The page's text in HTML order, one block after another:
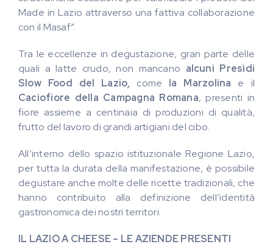
Made in Lazio attraverso una fattiva collaborazione
con il Masaf”.
Tra le eccellenze in degustazione, gran parte delle
quali a latte crudo, non mancano alcuni Presìdi
Slow Food del Lazio, come la Marzolina e il
Caciofiore della Campagna Romana, presenti in
fiore assieme a centinaia di produzioni di qualità,
frutto del lavoro di grandi artigiani del cibo.
All’interno dello spazio istituzionale Regione Lazio,
per tutta la durata della manifestazione, è possibile
degustare anche molte delle ricette tradizionali, che
hanno contribuito alla definizione dell’identità
gastronomica dei nostri territori.
IL LAZIO A CHEESE – LE AZIENDE PRESENTI